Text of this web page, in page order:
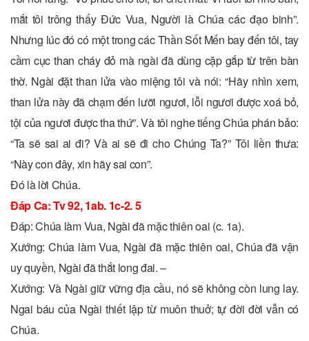
mắt tôi trông thấy Ðức Vua, Người là Chúa các đạo binh”.
Nhưng lúc đó có một trong các Thần Sốt Mến bay đến tôi, tay
cầm cục than cháy đỏ mà ngài đã dùng cặp gắp từ trên bàn
thờ. Ngài đặt than lửa vào miệng tôi và nói: “Hãy nhìn xem,
than lửa này đã chạm đến lưỡi ngươi, lỗi ngươi được xoá bỏ,
tội của ngươi được tha thứ”. Và tôi nghe tiếng Chúa phán bảo:
“Ta sẽ sai ai đi? Và ai sẽ đi cho Chúng Ta?” Tôi liền thưa:
“Này con đây, xin hãy sai con”.
Ðó là lời Chúa.
Ðáp Ca: Tv 92, 1ab. 1c-2. 5
Ðáp: Chúa làm Vua, Ngài đã mặc thiên oai (c. 1a).
Xướng: Chúa làm Vua, Ngài đã mặc thiên oai, Chúa đã vận
uy quyền, Ngài đã thắt long đai. –
Xướng: Và Ngài giữ vững địa cầu, nó sẽ không còn lung lay.
Ngai báu của Ngài thiết lập từ muôn thuở; tự đời đời vẫn có
Chúa.